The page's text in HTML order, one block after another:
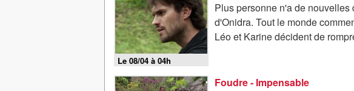
Le 08/04 à 04h
Plus personne n'a de
d'Onidra. Tout le monde
Léo et Karine décident de
Foudre - Impensable